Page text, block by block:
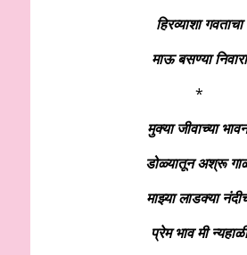
हिरव्याशा गवताचा
माऊ बसण्या निवारा
*
मुक्या जीवाच्या
डोळ्यातून अश्रू
माझ्या लाडक्या
प्रेम भाव मी